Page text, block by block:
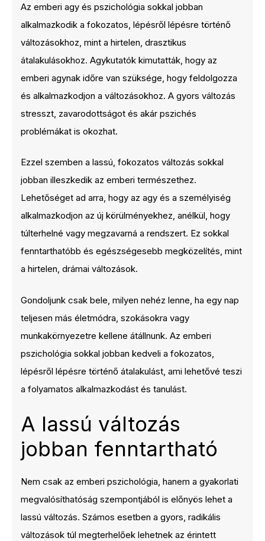
Az emberi agy és pszichológia sokkal jobban
alkalmazkodik a fokozatos, lépésről lépésre történő
változásokhoz, mint a hirtelen, drasztikus
átalakulásokhoz. Agykutatók kimutatták, hogy az
emberi agynak időre van szüksége, hogy feldolgozza
és alkalmazkodjon a változásokhoz. A gyors változás
stresszt, zavarodottságot és akár pszichés
problémákat is okozhat.
Ezzel szemben a lassú, fokozatos változás sokkal
jobban illeszkedik az emberi természethez.
Lehetőséget ad arra, hogy az agy és a személyiség
alkalmazkodjon az új körülményekhez, anélkül, hogy
túlterhelné vagy megzavarná a rendszert. Ez sokkal
fenntarthatóbb és egészségesebb megközelítés, mint
a hirtelen, drámai változások.
Gondoljunk csak bele, milyen nehéz lenne, ha egy nap
teljesen más életmódra, szokásokra vagy
munkakörnyezetre kellene átállnunk. Az emberi
pszichológia sokkal jobban kedveli a fokozatos,
lépésről lépésre történő átalakulást, ami lehetővé teszi
a folyamatos alkalmazkodást és tanulást.
A lassú változás
jobban fenntartható
Nem csak az emberi pszichológia, hanem a gyakorlati
megvalósíthatóság szempontjából is előnyös lehet a
lassú változás. Számos esetben a gyors, radikális
változások túl megterhelőek lehetnek az érintett